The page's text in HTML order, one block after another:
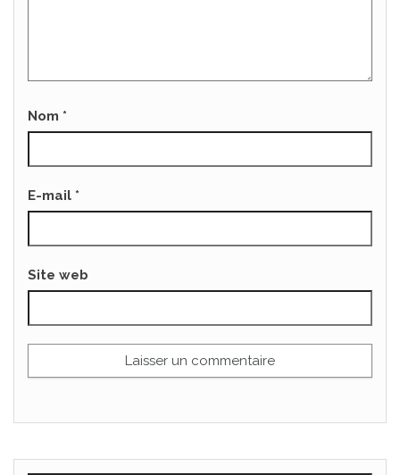
Nom *
E-mail *
Site web